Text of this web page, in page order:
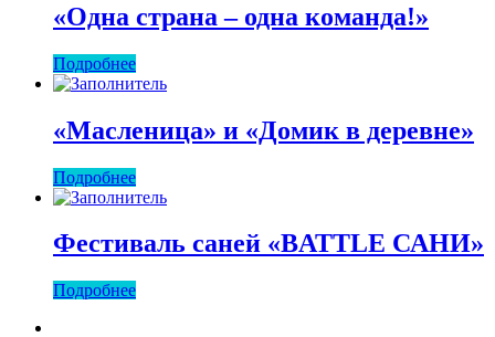
«Одна страна – одна команда!»
Подробнее
«Масленица» и «Домик в деревне»
Подробнее
Фестиваль саней «BATTLE САНИ»
Подробнее